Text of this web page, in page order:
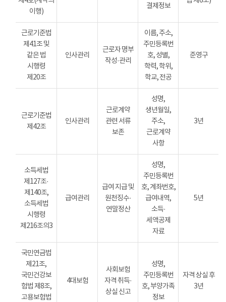
이행)
결제정보
근로기준법
제41조 및
같은 법
시행령
제20조
인사관리
근로자 명부
작성·관리
이름, 주소,
주민등록번
호, 성별,
학력, 학위,
학교, 전공
준영구
근로기준법
제42조
인사관리
근로계약
관련 서류
보존
성명,
생년월일,
주소,
근로계약
사항
3년
소득세법
제127조·
제140조,
소득세법
시행령
제216조의3
급여관리
급여 지급 및
원천징수·
연말정산
성명,
주민등록번
호, 계좌번호,
급여내역,
소득·
세액공제
자료
5년
국민연금법
제21조,
국민건강보
험법 제8조,
고용보험법
4대보험
사회보험
자격 취득·
상실 신고
성명,
주민등록번
호, 부양가족
정보
자격 상실 후
3년